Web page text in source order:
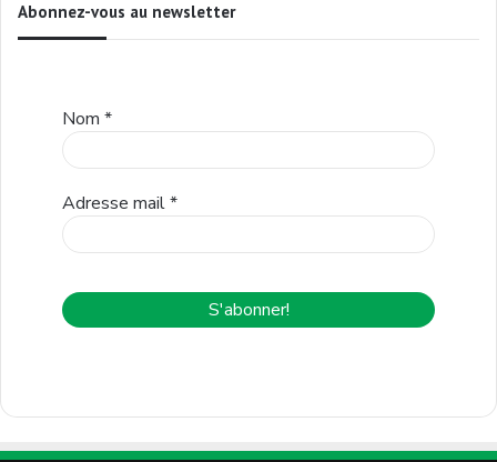
Abonnez-vous au newsletter
Nom *
Adresse mail*